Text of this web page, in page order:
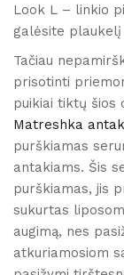
Look L – linkio
galėsite
Tačiau
prisotinti
puikiai tiktų šios
Matreshka
purškiamas
antakiams. Šis
purškiamas, jis
sukurtas
augimą, nes
atkuriamosiom